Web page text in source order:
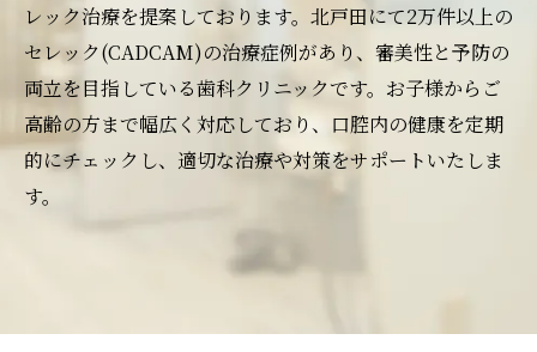
レック治療を提案しております。北戸田にて2万件以上の
セレック(CADCAM)の治療症例があり、審美性と予防の
両立を目指している歯科クリニックです。お子様からご
高齢の方まで幅広く対応しており、口腔内の健康を定期
的にチェックし、適切な治療や対策をサポートいたしま
す。